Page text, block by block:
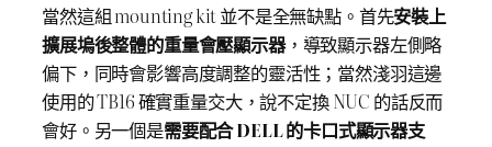
當然這組 mounting kit 並不是全無缺點。首先安裝上
擴展塢後整體的重量會壓顯示器，導致顯示器左側略
偏下，同時會影響高度調整的靈活性；當然淺羽這邊
使用的 TB16 確實重量交大，說不定換 NUC 的話反而
會好。另一個是需要配合 DELL 的卡口式顯示器支